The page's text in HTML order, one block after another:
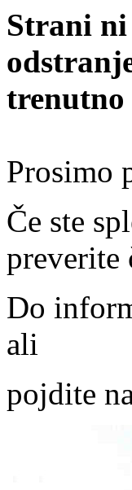
Strani
trenutno
Prosimo
Če ste
preverite
Do
ali
pojdite